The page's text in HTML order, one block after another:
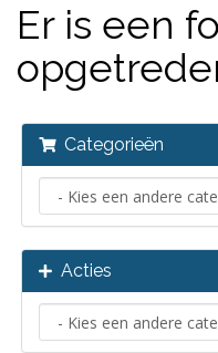
Er is een
Categorieën
Acties